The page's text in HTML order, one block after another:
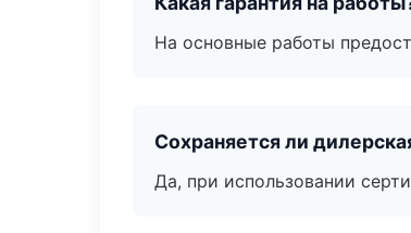
На основные работы
Сохраняется ли
Да, при использовании